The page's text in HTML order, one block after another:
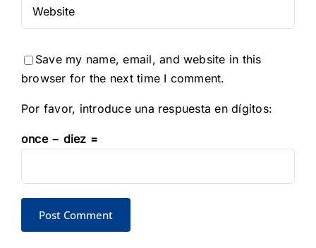
Save my name, email, and website in this
browser for the next time I comment.
Por favor, introduce una respuesta en dígitos:
once − diez =